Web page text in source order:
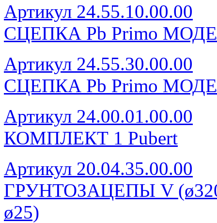
Артикул 24.55.10.00.00
СЦЕПКА Pb Primo
Артикул 24.55.30.00.00
СЦЕПКА Pb Primo
Артикул 24.00.01.00.00
КОМПЛЕКТ 1 Pubert
Артикул 20.04.35.00.00
ГРУНТОЗАЦЕПЫ V (ø320,
ø25)